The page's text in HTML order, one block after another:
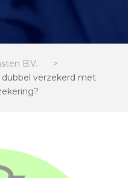
B.V.
>
dubbel verzekerd met